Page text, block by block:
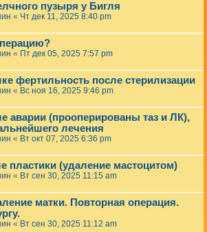
пузыря у Бигля
« Чт дек 11, 2025 8:40 pm
« Пт дек 05, 2025 7:57 pm
фертильность после стерилизации
« Вс ноя 16, 2025 9:46 pm
аварии (прооперированы таз и ЛК),
лечения
« Вт окт 07, 2025 6:36 pm
пластики (удаление мастоцитом)
« Вт сен 30, 2025 11:15 am
матки. Повторная операция.
« Вт сен 30, 2025 11:12 am